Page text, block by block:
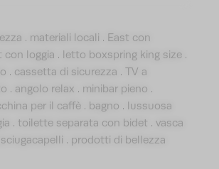
. materiali locali . East con
con loggia . letto boxspring king size .
. cassetta di sicurezza . TV a
. angolo relax . minibar pieno .
per il caffè . bagno . lussuosa
. toilette separata con bidet . vasca
. prodotti di bellezza